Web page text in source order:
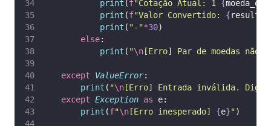
print (f"Cotação Atual: 1 {
print (f"Valor Convertido: {
print ( " - "*30)
else:
print ( "\n[Erro] Par de moedas não
except ValueError:
print ( "\n[Erro] Entrada inválida. Digite
except Exception as e:
print (f"\n[Erro inesperado] {e}")